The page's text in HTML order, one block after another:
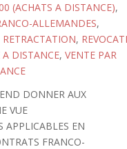
(ACHATS A DISTANCE),
ALLEMANDES,
RETRACTATION,
A DISTANCE, VENTE PAR
DONNER AUX
VUE
APPLICABLES EN
FRANCO-